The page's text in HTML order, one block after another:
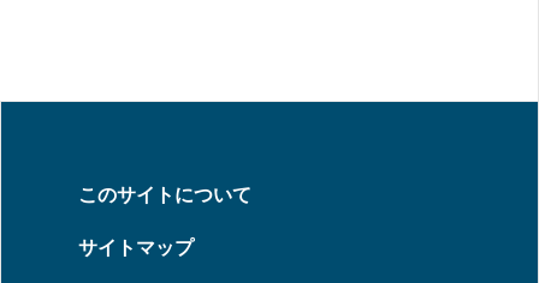
このサイトについて
サイトマップ